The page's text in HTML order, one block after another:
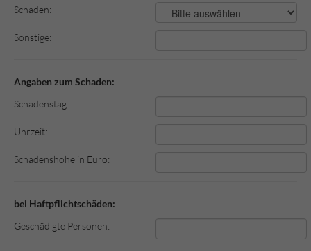
Schaden:
Sonstige:
Angaben zum Schaden:
Schadenstag:
Uhrzeit:
Schadenshöhe in Euro:
bei Haftpflichtschäden:
Geschädigte Personen: